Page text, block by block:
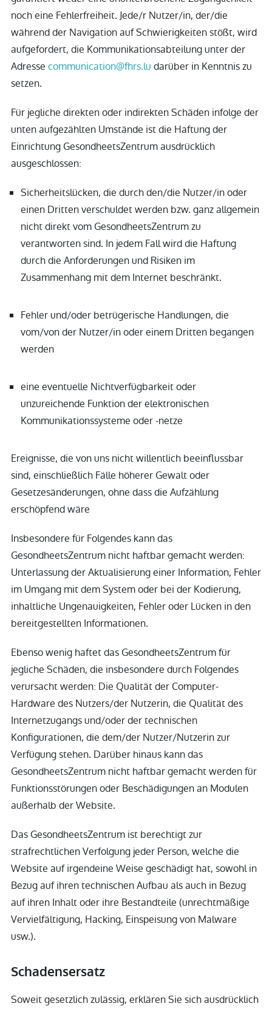
noch eine Fehlerfreiheit. Jede/r Nutzer/in, der/die
während der Navigation auf Schwierigkeiten stößt, wird
aufgefordert, die Kommunikationsabteilung unter der
Adresse communication@fhrs.lu darüber in Kenntnis zu
setzen.
Für jegliche direkten oder indirekten Schäden infolge der
unten aufgezählten Umstände ist die Haftung der
Einrichtung GesondheetsZentrum ausdrücklich
ausgeschlossen:
Sicherheitslücken, die durch den/die Nutzer/in oder
einen Dritten verschuldet werden bzw. ganz allgemein
nicht direkt vom GesondheetsZentrum zu
verantworten sind. In jedem Fall wird die Haftung
durch die Anforderungen und Risiken im
Zusammenhang mit dem Internet beschränkt.
Fehler und/oder betrügerische Handlungen, die
vom/von der Nutzer/in oder einem Dritten begangen
werden
eine eventuelle Nichtverfügbarkeit oder
unzureichende Funktion der elektronischen
Kommunikationssysteme oder -netze
Ereignisse, die von uns nicht willentlich beeinflussbar
sind, einschließlich Fälle höherer Gewalt oder
Gesetzesänderungen, ohne dass die Aufzählung
erschöpfend wäre
Insbesondere für Folgendes kann das
GesondheetsZentrum nicht haftbar gemacht werden:
Unterlassung der Aktualisierung einer Information, Fehler
im Umgang mit dem System oder bei der Kodierung,
inhaltliche Ungenauigkeiten, Fehler oder Lücken in den
bereitgestellten Informationen.
Ebenso wenig haftet das GesondheetsZentrum für
jegliche Schäden, die insbesondere durch Folgendes
verursacht werden: Die Qualität der Computer-
Hardware des Nutzers/der Nutzerin, die Qualität des
Internetzugangs und/oder der technischen
Konfigurationen, die dem/der Nutzer/Nutzerin zur
Verfügung stehen. Darüber hinaus kann das
GesondheetsZentrum nicht haftbar gemacht werden für
Funktionsstörungen oder Beschädigungen an Modulen
außerhalb der Website.
Das GesondheetsZentrum ist berechtigt zur
strafrechtlichen Verfolgung jeder Person, welche die
Website auf irgendeine Weise geschädigt hat, sowohl in
Bezug auf ihren technischen Aufbau als auch in Bezug
auf ihren Inhalt oder ihre Bestandteile (unrechtmäßige
Vervielfältigung, Hacking, Einspeisung von Malware
usw.).
Schadensersatz
Soweit gesetzlich zulässig, erklären Sie sich ausdrücklich